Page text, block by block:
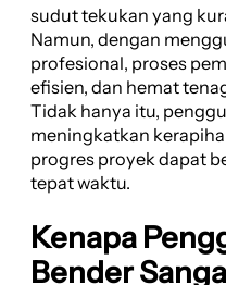
sudut tekukan yang
Namun, dengan
profesional, proses
efisien, dan hemat
Tidak hanya itu,
meningkatkan
progres proyek dapat
tepat waktu.
Kenapa
Bender